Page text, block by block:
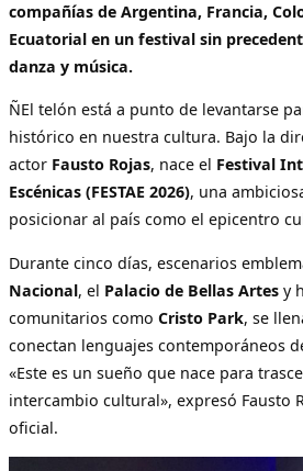
compañías de Argentina, Francia,
Ecuatorial en un festival sin
danza y música.
ÑEl telón está a punto de levantarse
histórico en nuestra cultura. Bajo la
actor Fausto Rojas, nace el Festival
Escénicas (FESTAE 2026), una
posicionar al país como el epicentro
Durante cinco días, escenarios
Nacional, el Palacio de Bellas Artes y
comunitarios como Cristo Park, se
conectan lenguajes contemporáneos
«Este es un sueño que nace para
intercambio cultural», expresó Fausto
oficial.